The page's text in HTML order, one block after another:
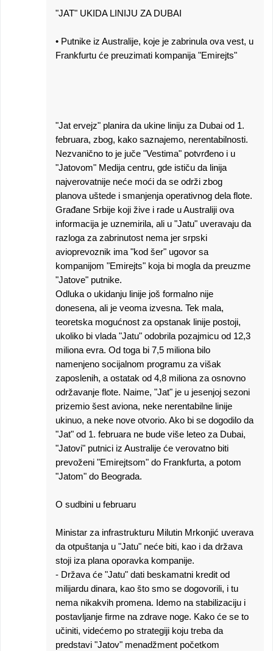
"JAT" UKIDA LINIJU ZA DUBAI
• Putnike iz Australije, koje je zabrinula ova vest, u
Frankfurtu će preuzimati kompanija "Emirejts"
"Jat ervejz" planira da ukine liniju za Dubai od 1.
februara, zbog, kako saznajemo, nerentabilnosti.
Nezvanično to je juče "Vestima" potvrđeno i u
"Jatovom" Medija centru, gde ističu da linija
najverovatnije neće moći da se održi zbog
planova uštede i smanjenja operativnog dela flote.
Građane Srbije koji žive i rade u Australiji ova
informacija je uznemirila, ali u "Jatu" uveravaju da
razloga za zabrinutost nema jer srpski
avioprevoznik ima "kod šer" ugovor sa
kompanijom "Emirejts" koja bi mogla da preuzme
"Jatove" putnike.
Odluka o ukidanju linije još formalno nije
donesena, ali je veoma izvesna. Tek mala,
teoretska mogućnost za opstanak linije postoji,
ukoliko bi vlada "Jatu" odobrila pozajmicu od 12,3
miliona evra. Od toga bi 7,5 miliona bilo
namenjeno socijalnom programu za višak
zaposlenih, a ostatak od 4,8 miliona za osnovno
održavanje flote. Naime, "Jat" je u jesenjoj sezoni
prizemio šest aviona, neke nerentabilne linije
ukinuo, a neke nove otvorio. Ako bi se dogodilo da
"Jat" od 1. februara ne bude više leteo za Dubai,
"Jatovi" putnici iz Australije će verovatno biti
prevoženi "Emirejtsom" do Frankfurta, a potom
"Jatom" do Beograda.
O sudbini u februaru
Ministar za infrastrukturu Milutin Mrkonjić uverava
da otpuštanja u "Jatu" neće biti, kao i da država
stoji iza plana oporavka kompanije.
- Država će "Jatu" dati beskamatni kredit od
milijardu dinara, kao što smo se dogovorili, i tu
nema nikakvih promena. Idemo na stabilizaciju i
postavljanje firme na zdrave noge. Kako će se to
učiniti, videćemo po strategiji koju treba da
predstavi "Jatov" menadžment početkom